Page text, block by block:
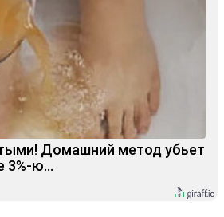
Домашний метод убьет
3%-ю…